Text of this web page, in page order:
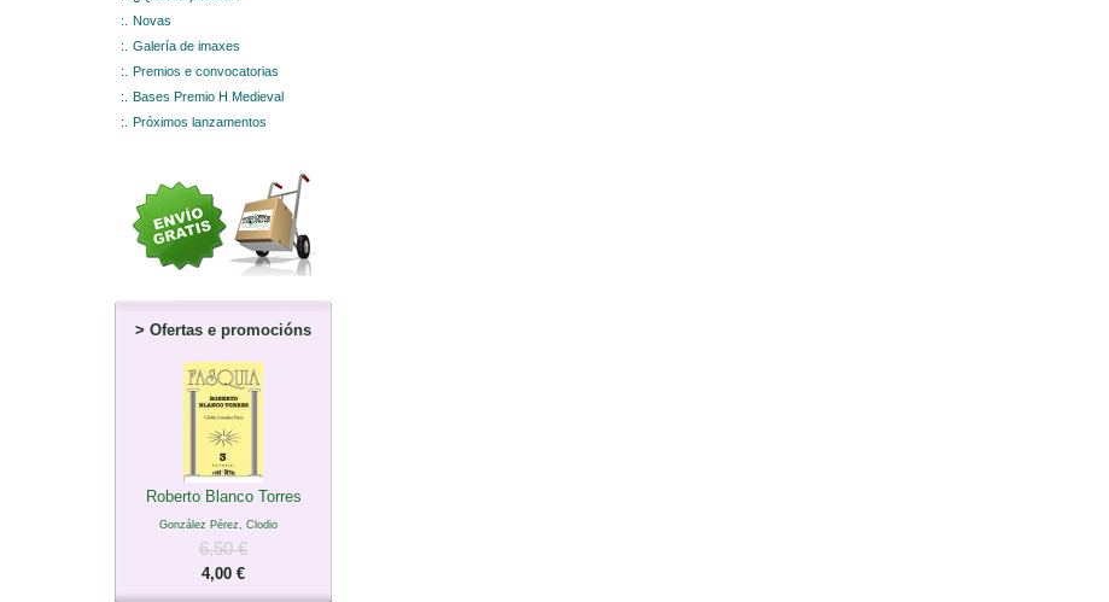
:.
Novas
:.
Galería de imaxes
:.
Premios e convocatorias
:.
Bases Premio H Medieval
:.
Próximos lanzamentos
> Ofertas e promocións
Roberto Blanco Torres
González Pérez, Clodio
6,50 €
4,00 €